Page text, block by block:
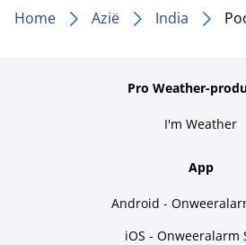
Home Azië India
Pro Weather-
I'm Weather
App
Android -
iOS - Onweeralarm